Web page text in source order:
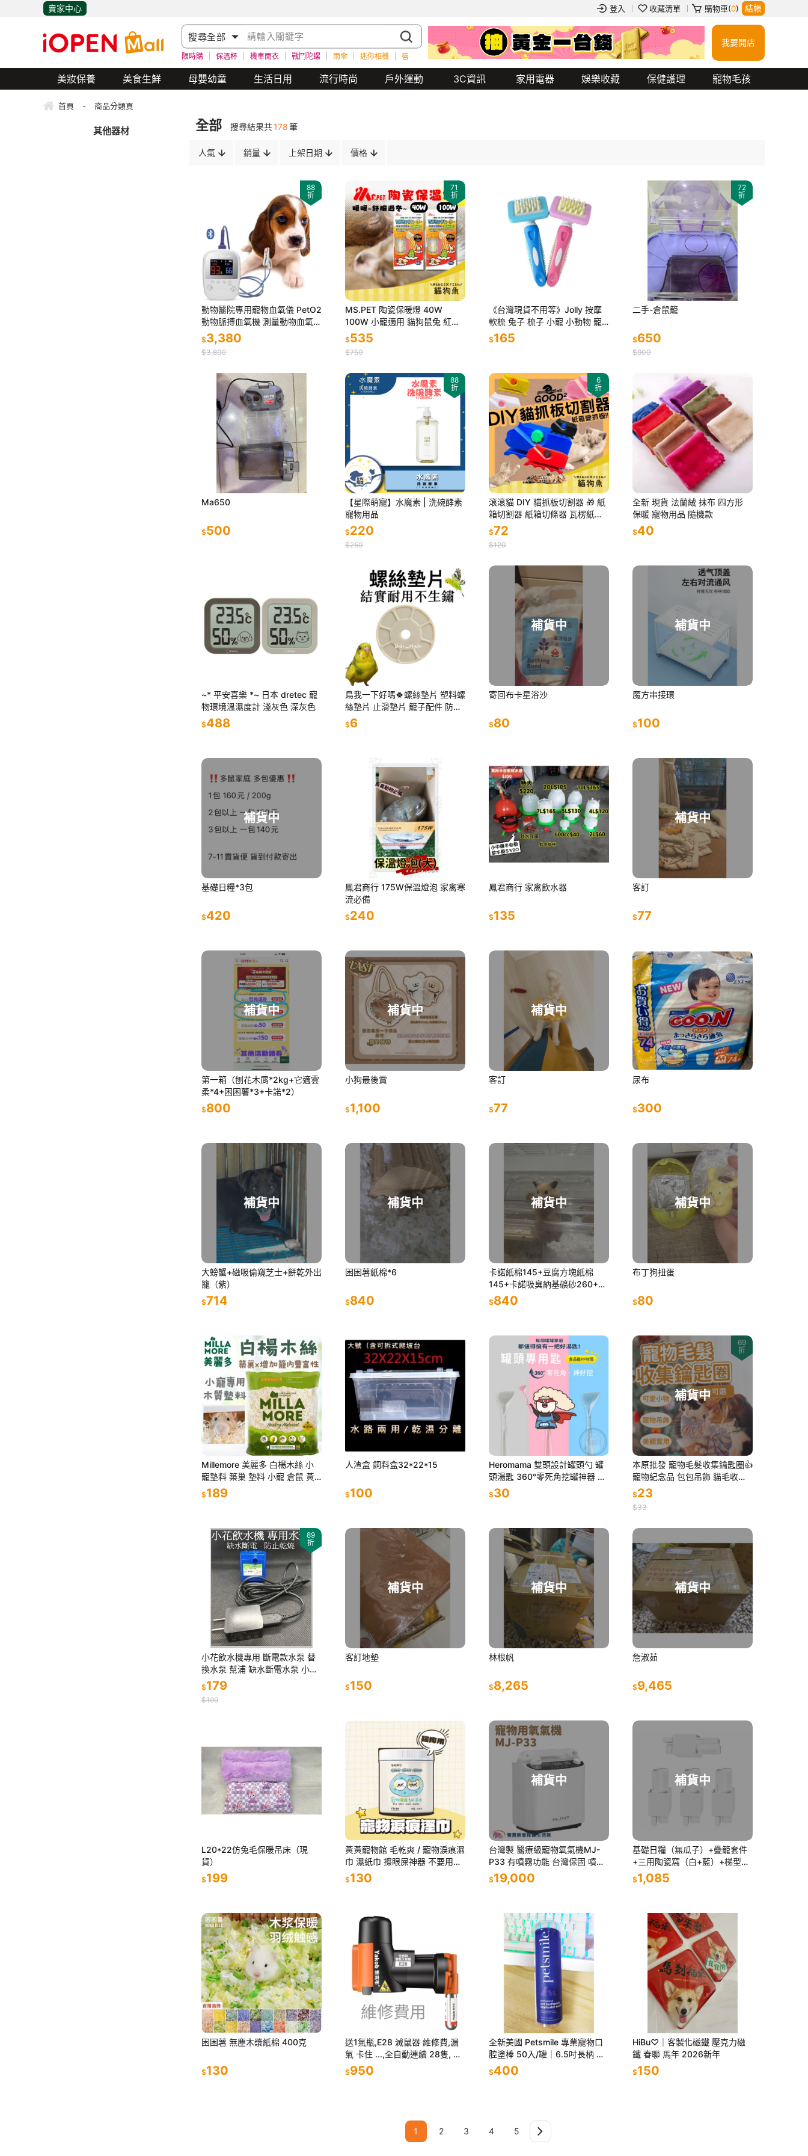
賣家中心 登入 收藏清單 購物車(0) 結帳
限時購 保溫杯 機車雨衣 戰鬥陀螺 雨傘 迷你相機 唇膏 餐券 瑜珈墊 水壺 雨衣 衝鋒外套 玻璃杯 餐券 行動電源 吉伊卡哇
我要開店
美妝保養 美食生鮮 母嬰幼童 生活日用 流行時尚 戶外運動 3C資訊 家用電器 娛樂收藏 保健護理 寵物毛孩
首頁 - 商品分類頁
其他器材 全部 搜尋結果共178筆
人氣 銷量 上架日期 價格
88
折
動物醫院專用寵物血氧儀 PetO2
動物脈搏血氧機 測量動物血氧濃
度 vet oximeter
$3,380
$3,800
71
折
MS.PET 陶瓷保暖燈 40W
100W 小寵適用 貓狗鼠兔 紅外
線保溫 保溫 原廠 小動物 鳥 鸚
鵡
$535
$750
《台灣現貨不用等》Jolly 按摩
軟梳 兔子 梳子 小寵 小動物 寵
物兔梳毛 龍貓梳毛 貓咪梳毛
$165
72
折
二手-倉鼠籠
$650
$900
Ma650
$500
88
折
【星際萌寵】水魔素 | 洗碗酵素
寵物用品
$220
$250
6
折
滾滾貓 DIY 貓抓板切割器 🎁 紙
箱切割器 紙箱切條器 瓦楞紙裁
切器 貓抓板 切割器 多種顏色
$72
$120
全新 現貨 法蘭絨 抹布 四方形
保暖 寵物用品 隨機款
$40
~* 平安喜樂 *~ 日本 dretec 寵
物環境溫濕度計 淺灰色 深灰色
$488
鳥我一下好嗎🍀螺絲墊片 塑料螺
絲墊片 止滑墊片 籠子配件 防止
鬆動 五金配件 固定配件 鳥籠固
定配件 塑料墊片 塑料夾
$6
補貨中
寄回布卡星浴沙
$80
補貨中
魔方串接環
$100
補貨中
基礎日糧*3包
$420
鳳君商行 175W保溫燈泡 家禽寒
流必備
$240
鳳君商行 家禽飲水器
$135
補貨中
客訂
$77
補貨中
第一箱（刨花木屑*2kg+它適雲
柔*4+困困薯*3+卡諾*2）
$800
補貨中
小狗最後賞
$1,100
補貨中
客訂
$77
尿布
$300
補貨中
大螃蟹+磁吸偷窺芝士+餅乾外出
籠（紫）
$714
補貨中
困困薯紙棉*6
$840
補貨中
卡諾紙棉145+豆腐方塊紙棉
145+卡諾吸臭納基礦砂260+困
困薯紙棉145*2=840
$840
補貨中
布丁狗扭蛋
$80
Millemore 美麗多 白楊木絲 小
寵墊料 築巢 墊料 小寵 倉鼠 黃
金鼠 大小白鼠 寵物鼠 鸚鵡 白楊
木 墊材
$189
人渣盒 飼料盒32*22*15
$100
Heromama 雙頭設計罐頭勺 罐
頭湯匙 360°零死角挖罐神器 罐
頭勺子 挖勺 寵物湯匙
$30
補貨中
69
折
本原批發 寵物毛髮收集鑰匙圈👍
寵物紀念品 包包吊飾 貓毛收集
狗毛收集 透明 收納 寵物 紀念品
紀念瓶 吊
$23
$33
89
折
小花飲水機專用 斷電款水泵 替
換水泵 幫浦 缺水斷電水泵 小花
替換濾棉
$179
$199
補貨中
客訂地墊
$150
補貨中
林根帆
$8,265
補貨中
詹淑茹
$9,465
L20*22仿兔毛保暖吊床（現
貨）
$199
黃黃寵物館 毛乾爽 / 寵物淚痕濕
巾 濕紙巾 擦眼屎神器 不要用手
摳會受傷!!
$130
補貨中
台灣製 醫療級寵物氧氣機MJ-
P33 有噴霧功能 台灣保固 噴霧
機 寵物用氧氣機 寵物製氧機 氧
氣製造機 供氧機
$19,000
補貨中
基礎日糧（無瓜子）+疊籠套件
+三用陶瓷窩（白+藍）+梯型躲
避屋+挖掘箱（中）
$1,085
困困薯 無塵木漿紙棉 400克
$130
送1氣瓶,E28 滅鼠器 維修費,漏
氣 卡住 ...,全自動連續 28隻, 老
鼠籠 捕鼠器 抓鼠器
$950
全新美國 Petsmile 專業寵物口
腔塗棒 50入/罐｜6.5吋長柄 居
家護理 現貨
$400
HiBu♡｜客製化磁鐵 壓克力磁
鐵 春聯 馬年 2026新年
$150
1 2 3 4 5